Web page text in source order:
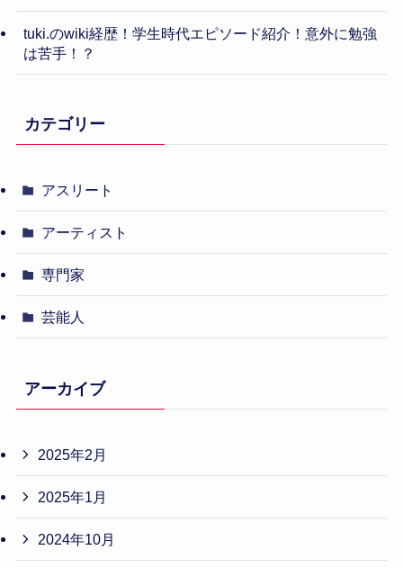
tuki.のwiki経歴！学生時代エピソード紹介！意外に勉強
は苦手！？
カテゴリー
アスリート
アーティスト
専門家
芸能人
アーカイブ
2025年2月
2025年1月
2024年10月